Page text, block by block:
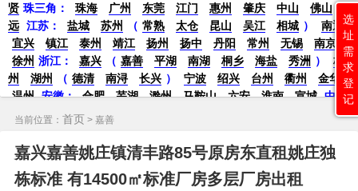
贤 珠三角： 珠海 广州 东莞 江门 惠州 肇庆 中山 佛山
远 江苏 ： 盐城 苏州 （ 常熟 太仓 昆山 吴江 相城 ）
南通
宜兴
镇江 泰州 靖江 扬州 扬中 丹阳 常州 无锡
南京
徐州 浙江： 嘉兴 （ 嘉善 平湖 南湖 桐乡 海盐 秀洲 ）
杭
州
湖州 （ 德清 南浔 长兴 ） 宁波 绍兴 台州 衢州
金华
温州 安徽： 合肥 芜湖 滁州 马鞍山 六安 淮南 宣城 中
部：
南昌 郑州 洛阳
德
安
香河 大厂 永清 三河 霸州 ） 保定 （ 涿州 涞水 ） 太原
威海
烟台 青岛 福建： 福州 漳州 泉州 龙岩 西南：
当前位置： 首页 > 嘉善
嘉兴嘉善姚庄镇清丰路85号原房东直租姚庄独
栋标准 有14500㎡标准厂房多层厂房出租
选
址
需
求
登
记